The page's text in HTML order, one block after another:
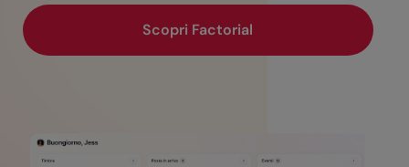
Scopri Factorial